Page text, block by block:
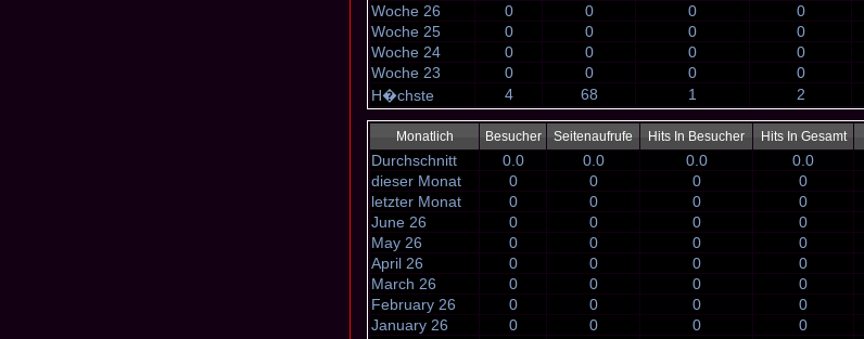
Woche 26
0 0 0 0
Woche 25
0 0 0 0
Woche 24
0 0 0 0
Woche 23
0 0 0 0
H�chste
4 68 1 2
Monatlich Besucher Seitenaufrufe Hits In Besucher Hits In Gesamt
Durchschnitt 0.0 0.0 0.0 0.0
dieser Monat
0 0 0 0
letzter Monat
0 0 0 0
June 26
0 0 0 0
May 26
0 0 0 0
April 26
0 0 0 0
March 26
0 0 0 0
February 26
0 0 0 0
January 26
0 0 0 0